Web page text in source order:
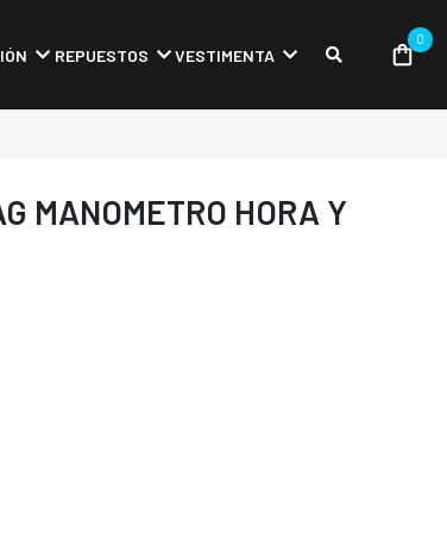
REPUESTOS VESTIMENTA
0
MANOMETRO HORA Y